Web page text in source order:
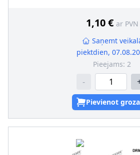
1,10 € ar PVN
Saņemt
piektdien,
Pieejams: 2
-
Pievienot